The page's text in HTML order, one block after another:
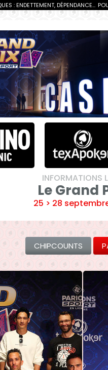
: ENDETTEMENT, DÉPENDANCE...
INFORMATIONS
Le Grand
25 > 28
CHIPCOUNTS